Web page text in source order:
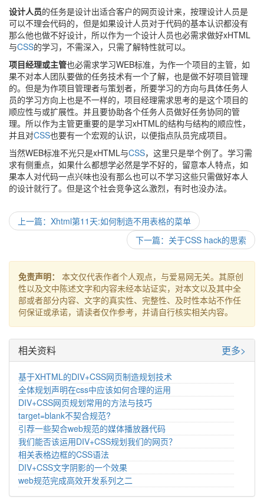
设计人员的任务是设计出适合客户的网页设计来，按理设计人员是
可以不理会代码的，但是如果设计人员对于代码的基本认识都没有
那么他也做不好设计，所以作为一个设计人员也必需求做好xHTML
与CSS的学习，不需深入，只需了解特性就可以。
项目经理或主管也必需求学习WEB标准，为作一个项目的主管，如
果不对本人团队要做的任务技术有一个了解，也是做不好项目管理
的。但是为作项目管理者与策划者，所要学习的方向与具体任务人
员的学习方向上也是不一样的，项目经理需求思考的是这个项目的
顺应性与或扩展性。并且要协助各个任务人员做好任务协同的管
理。所以作为主管更重要的是学习xHTML的结构与结构的顺应性，
并且对CSS也要有一个宏观的认识，以便指点队员完成项目。
当然WEB标准不光只是xHTML与CSS，这里只是举个例了。学习需
求有侧重点，如果什么都想学必然是学不好的，留意本人特点，如
果本人对代码一点兴味也没有那么也可以不学习这些只需做好本人
的设计就行了。但是这个社会竞争这么激烈，有时也没办法。
上一篇：Xhtml第11天:如何制造不用表格的菜单
下一篇：关于CSS hack的思索
免责声明：
本文仅代表作者个人观点，与爱易网无关。其原创
性以及文中陈述文字和内容未经本站证实，对本文以及其中全
部或者部分内容、文字的真实性、完整性、及时性本站不作任
何保证或承诺，请读者仅作参考，并请自行核实相关内容。
相关资料 更多>
基于XHTML的DIV+CSS网页制造规划技术
全体规划声明在css中应该如何合理的运用
DIV+CSS网页规划常用的方法与技巧
target=blank不契合规范?
引荐一些契合web规范的媒体播放器代码
我们能否该运用DIV+CSS规划我们的网页？
相关表格边框的CSS语法
DIV+CSS文字阴影的一个效果
web规范完成高效开发系列之二